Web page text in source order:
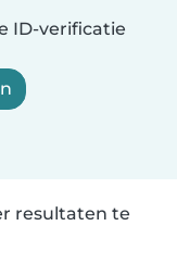
ID-verificatie
resultaten te